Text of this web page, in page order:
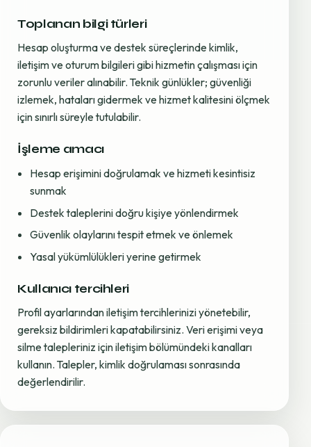
Toplanan bilgi türleri
Hesap oluşturma ve destek süreçlerinde kimlik,
iletişim ve oturum bilgileri gibi hizmetin çalışması için
zorunlu veriler alınabilir. Teknik günlükler; güvenliği
izlemek, hataları gidermek ve hizmet kalitesini ölçmek
için sınırlı süreyle tutulabilir.
İşleme amacı
Hesap erişimini doğrulamak ve hizmeti kesintisiz
sunmak
Destek taleplerini doğru kişiye yönlendirmek
Güvenlik olaylarını tespit etmek ve önlemek
Yasal yükümlülükleri yerine getirmek
Kullanıcı tercihleri
Profil ayarlarından iletişim tercihlerinizi yönetebilir,
gereksiz bildirimleri kapatabilirsiniz. Veri erişimi veya
silme talepleriniz için iletişim bölümündeki kanalları
kullanın. Talepler, kimlik doğrulaması sonrasında
değerlendirilir.